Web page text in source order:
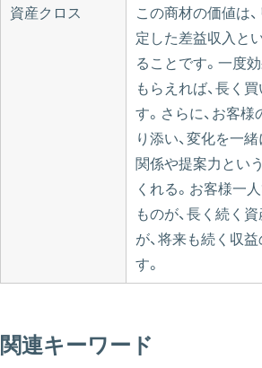
資産クロス
この商材の価値は
定した差益収入と
ることです。一度
もらえれば、長く
す。さらに、お客
り添い、変化を一
関係や提案力とい
くれる。お客様一
ものが、長く続く
が、将来も続く収
す。
関連キーワード